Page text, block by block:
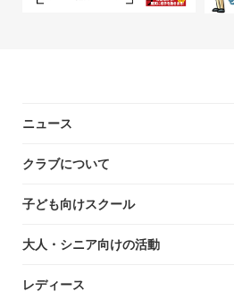
ニュース
クラブについて
子ども向けスクール
大人・シニア向けの活動
レディース